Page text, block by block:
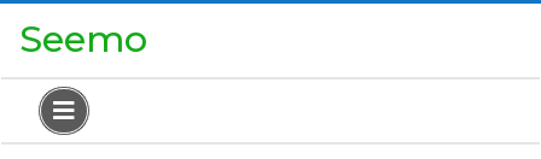
Seemo